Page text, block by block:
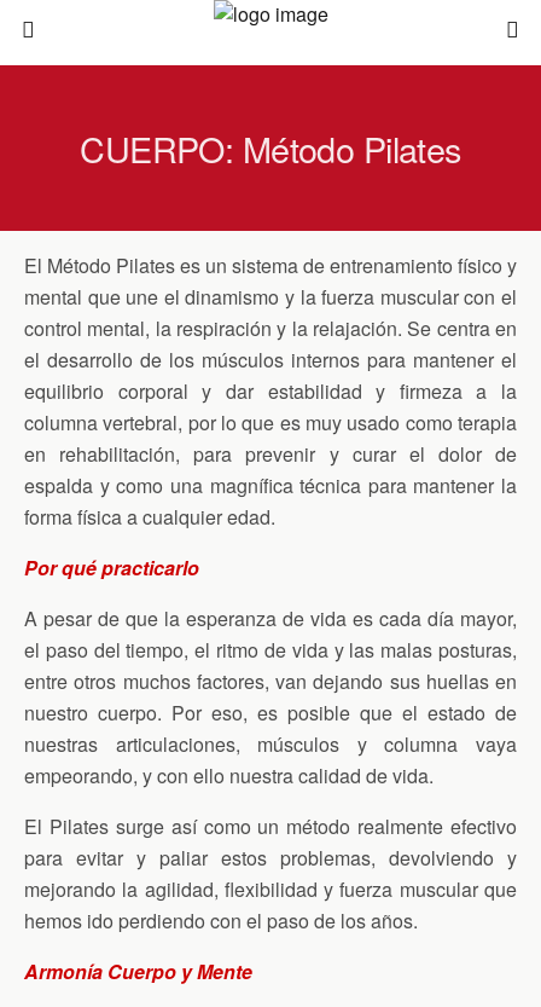
CUERPO: Método Pilates
El Método Pilates es un sistema de entrenamiento físico y
mental que une el dinamismo y la fuerza muscular con el
control mental, la respiración y la relajación. Se centra en
el desarrollo de los músculos internos para mantener el
equilibrio corporal y dar estabilidad y firmeza a la
columna vertebral, por lo que es muy usado como terapia
en rehabilitación, para prevenir y curar el dolor de
espalda y como una magnífica técnica para mantener la
forma física a cualquier edad.
Por qué practicarlo
A pesar de que la esperanza de vida es cada día mayor,
el paso del tiempo, el ritmo de vida y las malas posturas,
entre otros muchos factores, van dejando sus huellas en
nuestro cuerpo. Por eso, es posible que el estado de
nuestras articulaciones, músculos y columna vaya
empeorando, y con ello nuestra calidad de vida.
El Pilates surge así como un método realmente efectivo
para evitar y paliar estos problemas, devolviendo y
mejorando la agilidad, flexibilidad y fuerza muscular que
hemos ido perdiendo con el paso de los años.
Armonía Cuerpo y Mente